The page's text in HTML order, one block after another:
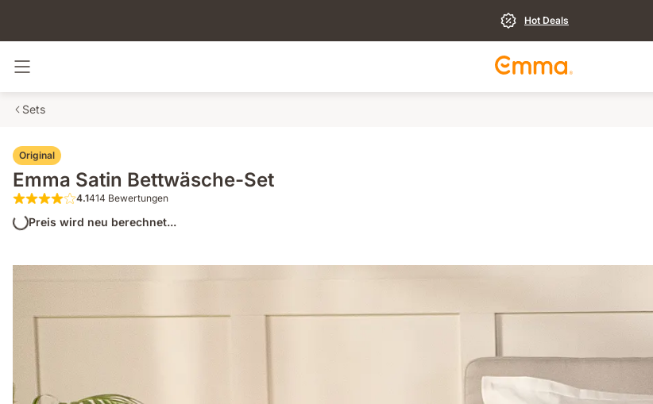
Hot Deals
Sets
Original
Emma Satin Bettwäsche-Set
4.1 von 5 Sternen 414 Bewertungen
4.1414 Bewertungen
Preis wird neu berechnet...